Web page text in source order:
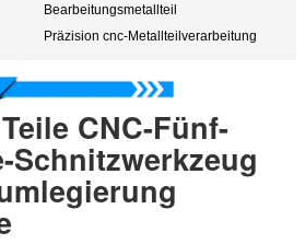
Bearbeitungsmetallteil
Präzision cnc-Metallteilverarbeitung
CNC-Fünf-
Schnitzwerkzeug